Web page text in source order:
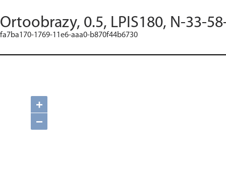
Ortoobrazy, 0.5, LPIS180, N-33-
fa7ba170-1769-11e6-aaa0-b870f44b6730
+
−